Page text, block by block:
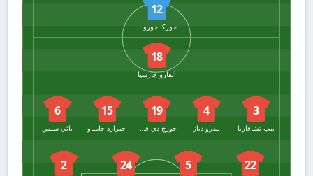
12
جوركا جوروزيتا
18
ألفارو جارسيا
3
بيب تشافاريا
4
بيدرو دياز
19
جورج دي فروتوس
15
جيرارد جامباو
6
باثي سيس
22
5
24
2